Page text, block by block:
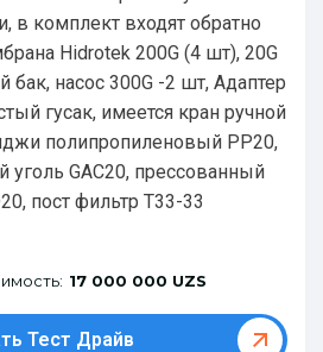
в комплект входят обратно
Hidrotek 200G (4 шт), 20G
бак, насос 300G -2 шт, Адаптер
гусак, имеется кран ручной
полипропиленовый РР20,
уголь GAC20, прессованный
пост фильтр T33-33
17 000 000 UZS
Тест Драйв